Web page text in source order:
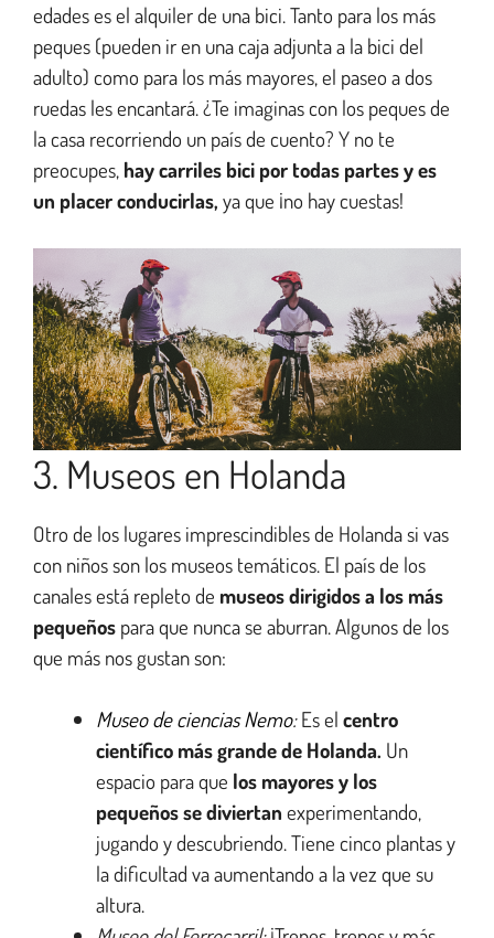
edades es el alquiler de una bici. Tanto para los más
peques (pueden ir en una caja adjunta a la bici del
adulto) como para los más mayores, el paseo a dos
ruedas les encantará. ¿Te imaginas con los peques de
la casa recorriendo un país de cuento? Y no te
preocupes, hay carriles bici por todas partes y es
un placer conducirlas, ya que ¡no hay cuestas!
3. Museos en Holanda
Otro de los lugares imprescindibles de Holanda si vas
con niños son los museos temáticos. El país de los
canales está repleto de museos dirigidos a los más
pequeños para que nunca se aburran. Algunos de los
que más nos gustan son:
Museo de ciencias Nemo:Es el centro
científico más grande de Holanda. Un
espacio para que los mayores y los
pequeños se diviertan experimentando,
jugando y descubriendo. Tiene cinco plantas y
la dificultad va aumentando a la vez que su
altura.